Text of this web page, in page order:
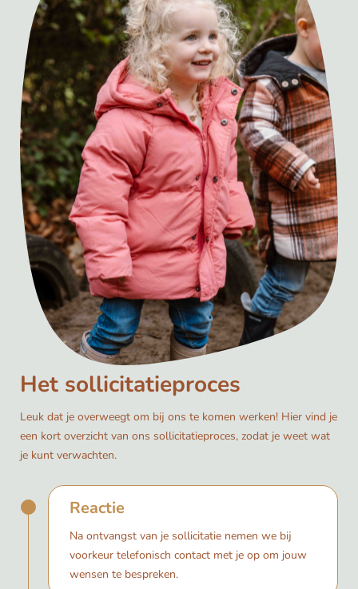
Het sollicitatieproces
Leuk dat je overweegt om bij ons te komen werken! Hier vind je
een kort overzicht van ons sollicitatieproces, zodat je weet wat
je kunt verwachten.
Reactie
Na ontvangst van je sollicitatie nemen we bij
voorkeur telefonisch contact met je op om jouw
wensen te bespreken.